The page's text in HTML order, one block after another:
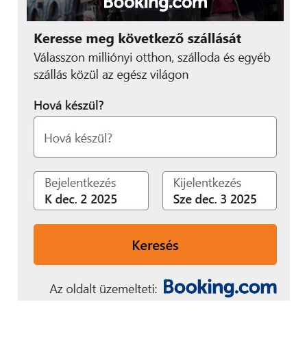
majd a Mijia kínálatot a hazai piacon.”
További friss híreket talál aTechnokratafőoldalán!
Csatlakozzon hozzánk aFacebookonis!